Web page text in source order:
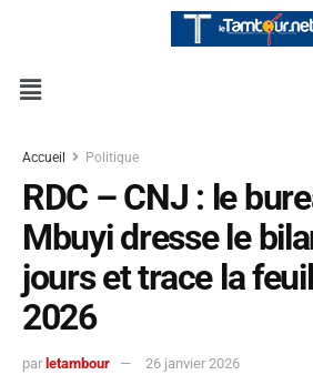
Accueil Politique
RDC – CNJ : le
Mbuyi dresse le
jours et trace la
2026
par letambour 26 janvier 2026